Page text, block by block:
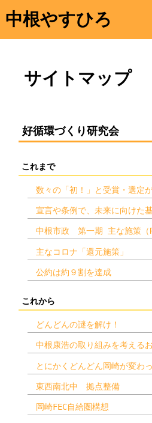
中根やすひろ
サイトマップ
好循環づくり研究会
これまで
数々の「初！」と受賞・選定
宣言や条例で、未来に向けた
中根市政 第一期 主な施策（
主なコロナ「還元施策」
公約は約９割を達成
これから
どんどんの謎を解け！
中根康浩の取り組みを考える
とにかくどんどん岡崎が変わ
東西南北中 拠点整備
岡崎FEC自給圏構想